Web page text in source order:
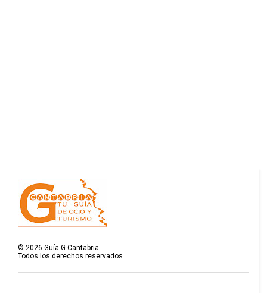
©2026 Guía G Cantabria
Todos los derechos reservados